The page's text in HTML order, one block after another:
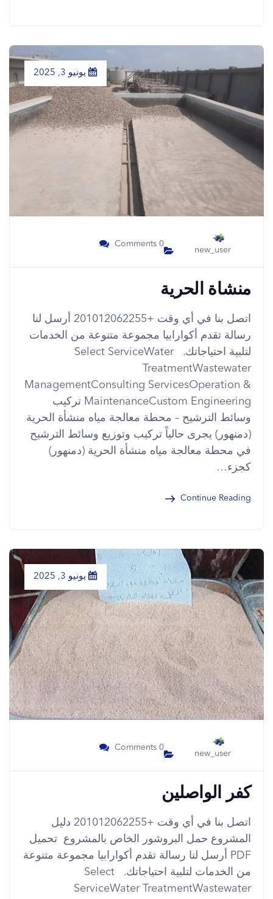
يونيو 3, 2025
new_user
0 Comments
منشاة الحرية
اتصل بنا في أي وقت +201012062255 أرسل لنا
رسالة تقدم أكوارابيا مجموعة متنوعة من الخدمات
لتلبية احتياجاتك. Select ServiceWater
TreatmentWastewater
ManagementConsulting ServicesOperation &
MaintenanceCustom Engineering تركيب
وسائط الترشيح – محطة معالجة مياه منشأة الحرية
(دمنهور) يجرى حالياً تركيب وتوزيع وسائط الترشيح
في محطة معالجة مياه منشأة الحرية (دمنهور)
كجزء…
Continue Reading
يونيو 3, 2025
new_user
0 Comments
كفر الواصلين
اتصل بنا في أي وقت +201012062255 دليل
المشروع حمل البروشور الخاص بالمشروع تحميل
PDF أرسل لنا رسالة تقدم أكوارابيا مجموعة متنوعة
من الخدمات لتلبية احتياجاتك. Select
ServiceWater TreatmentWastewater